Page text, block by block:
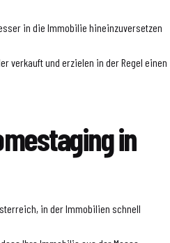
in die Immobilie hineinzuversetzen
verkauft und erzielen in der Regel einen
in
in der Immobilien schnell